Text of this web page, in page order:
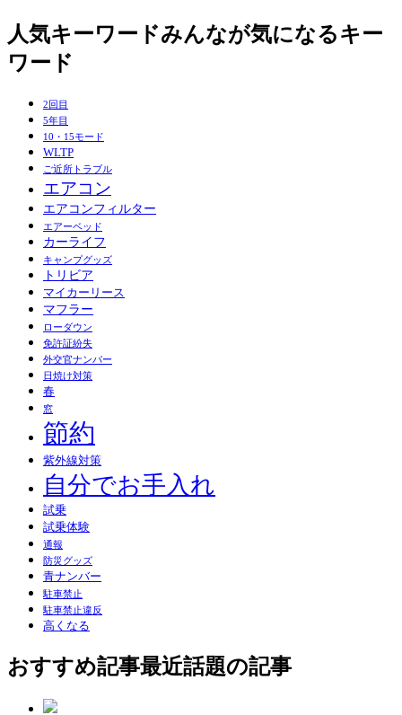
人気キーワードみんなが気になるキー
ワード
2回目
5年目
10・15モード
WLTP
ご近所トラブル
エアコン
エアコンフィルター
エアーベッド
カーライフ
キャンプグッズ
トリビア
マイカーリース
マフラー
ローダウン
免許証紛失
外交官ナンバー
日焼け対策
春
窓
節約
紫外線対策
自分でお手入れ
試乗
試乗体験
通報
防災グッズ
青ナンバー
駐車禁止
駐車禁止違反
高くなる
おすすめ記事最近話題の記事